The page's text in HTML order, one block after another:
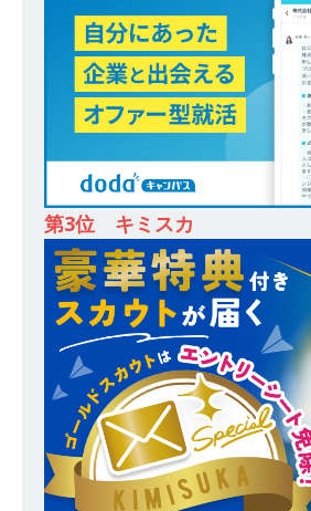
業が手がける賃貸ア
行う ｜ 年間休日125
な私服出社OK ｜ 土日
ド上場 明豊エンター
ロパティーズ
体
[ 2026年5月14日 ]
ー｜東京勤務・転勤な
200％増収!! ｜ 様々な
付けることが可能 ｜
としてクライアント
休み ｜ データアナリ
極採用企業
[ 2026年5月14日 ] 【
し 】 食品・生鮮業界
第3位 キミスカ